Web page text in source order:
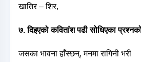
खातिर – शिर,
७. दिइएको कवितांश पढी सोधिएका
जसका भावना हाँस्छन्, मनमा रागिनी भरी